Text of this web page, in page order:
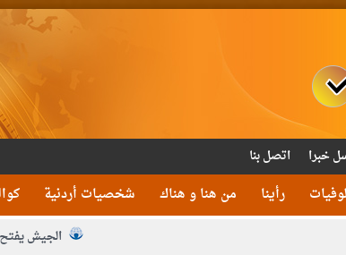
خبرا اتصل بنا
رأينا من هنا و هناك شخصيات أردنية
الجيش يفتح